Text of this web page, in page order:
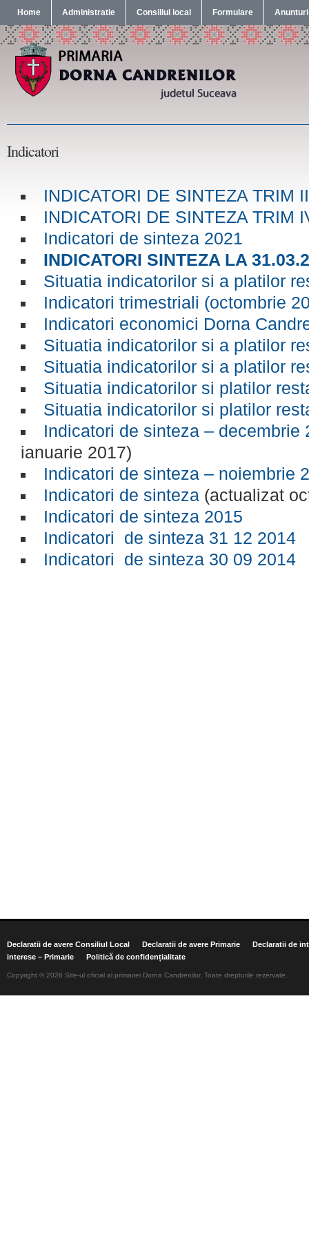
Home Administratie Consiliul local Formulare Anunturi
Indicatori
INDICATORI DE SINTEZA TRIM
INDICATORI DE SINTEZA TRIM
Indicatori de sinteza 2021
INDICATORI SINTEZA LA
Situatia indicatorilor si a platilor
Indicatori trimestriali (octombrie
Indicatori economici Dorna
Situatia indicatorilor si a platilor
Situatia indicatorilor si a platilor
Situatia indicatorilor si platilor
Situatia indicatorilor si platilor
Indicatori de sinteza – decembrie
ianuarie 2017)
Indicatori de sinteza – noiembrie
Indicatori de sinteza(actualizat
Indicatori de sinteza 2015
Indicatori de sinteza 31 12 2014
Indicatori de sinteza 30 09 2014
Declaratii de avere Consiliul Local Declaratii de avere Primarie
Declaratii de
interese – Primarie
Politică de confidențialitate
Copyright © 2026 Site-ul oficial al primariei Dorna Candrenilor. Toate drepturile rezervate.